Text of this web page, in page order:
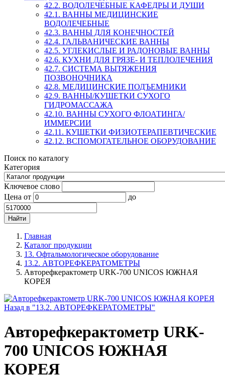
42.2. ВОДОЛЕЧЕБНЫЕ КАФЕДРЫ И ДУШИ
42.1. ВАННЫ МЕДИЦИНСКИЕ
ВОДОЛЕЧЕБНЫЕ
42.3. ВАННЫ ДЛЯ КОНЕЧНОСТЕЙ
42.4. ГАЛЬВАНИЧЕСКИЕ ВАННЫ
42.5. УГЛЕКИСЛЫЕ И РАДОНОВЫЕ ВАННЫ
42.6. КУХНИ ДЛЯ ГРЯЗЕ- И ТЕПЛОЛЕЧЕНИЯ
42.7. СИСТЕМА ВЫТЯЖЕНИЯ
ПОЗВОНОЧНИКА
42.8. МЕДИЦИНСКИЕ ПОДЪЕМНИКИ
42.9. ВАННЫ/КУШЕТКИ СУХОГО
ГИДРОМАССАЖА
42.10. ВАННЫ СУХОГО ФЛОАТИНГА/
ИММЕРСИИ
42.11. КУШЕТКИ ФИЗИОТЕРАПЕВТИЧЕСКИЕ
42.12. ВСПОМОГАТЕЛЬНОЕ ОБОРУДОВАНИЕ
Поиск по каталогу
Категория
Ключевое слово
Цена от до
Главная
Каталог продукции
13. Офтальмологическое оборудование
13.2. АВТОРЕФКЕРАТОМЕТРЫ
Авторефкерактометр URK-700 UNICOS ЮЖНАЯ
КОРЕЯ
Назад в "13.2. АВТОРЕФКЕРАТОМЕТРЫ"
Авторефкерактометр URK-
700 UNICOS ЮЖНАЯ
КОРЕЯ